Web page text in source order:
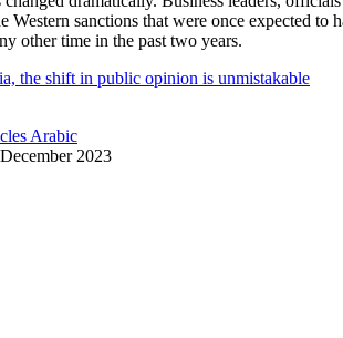
Western sanctions that were once expected to
other time in the past two years.
the shift in public opinion is unmistakable
Arabic
2023